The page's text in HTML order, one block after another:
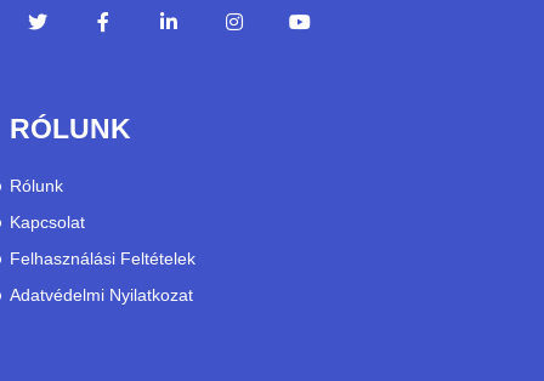
RÓLUNK
Rólunk
Kapcsolat
Felhasználási Feltételek
Adatvédelmi Nyilatkozat